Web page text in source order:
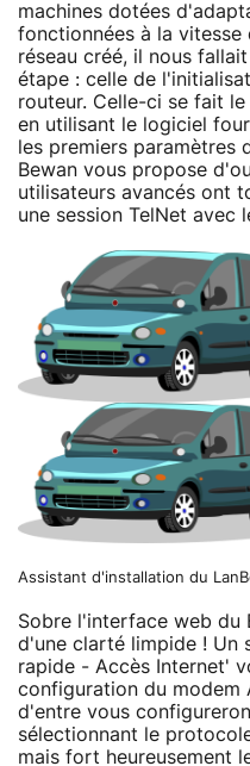
machines dotées
fonctionnées à la vitesse
réseau créé, il nous
étape : celle de
routeur. Celle-ci se fait
en utilisant le logiciel
les premiers paramètres
Bewan vous propose
utilisateurs avancés ont
une session TelNet avec
Assistant d'installation du
Sobre l'interface web du
d'une clarté limpide ! Un
rapide - Accès Internet'
configuration du modem
d'entre vous
sélectionnant le
mais fort heureusement